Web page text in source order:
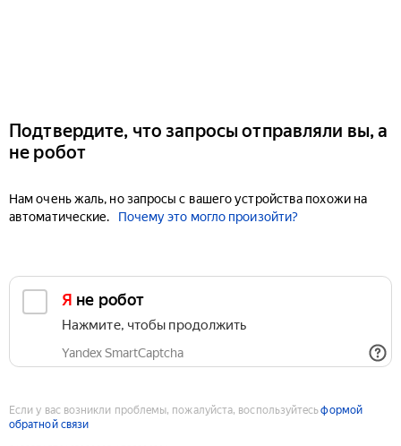
Подтвердите, что запросы отправляли вы, а
не робот
Нам очень жаль, но запросы с вашего устройства похожи на
автоматические.
Почему это могло произойти?
Я не робот
Нажмите, чтобы продолжить
Yandex SmartCaptcha
Если у вас возникли проблемы, пожалуйста, воспользуйтесьформой
обратной связи